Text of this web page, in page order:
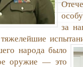
за
испыта
народа было
оружие — это